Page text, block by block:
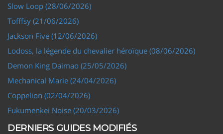
Slow Loop (28/06/2026)
Tofffsy (21/06/2026)
Jackson Five (12/06/2026)
Lodoss, la légende du chevalier héroïque (08/06/2026)
Demon King Daimao (25/05/2026)
Mechanical Marie (24/04/2026)
Coppelion (02/04/2026)
Fukumenkei Noise (20/03/2026)
DERNIERS GUIDES MODIFIÉS